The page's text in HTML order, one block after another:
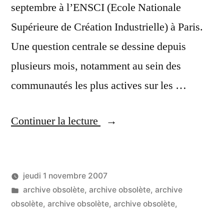
septembre à l’ENSCI (Ecole Nationale
Supérieure de Création Industrielle) à Paris.
Une question centrale se dessine depuis
plusieurs mois, notamment au sein des
communautés les plus actives sur les …
Continuer la lecture
« Fingcamp
numérique
en
Publié
par
LucL
jeudi 1 novembre 2007
Publié
dans
archive obsolète, archive obsolète, archive
obsolète, archive obsolète, archive obsolète,